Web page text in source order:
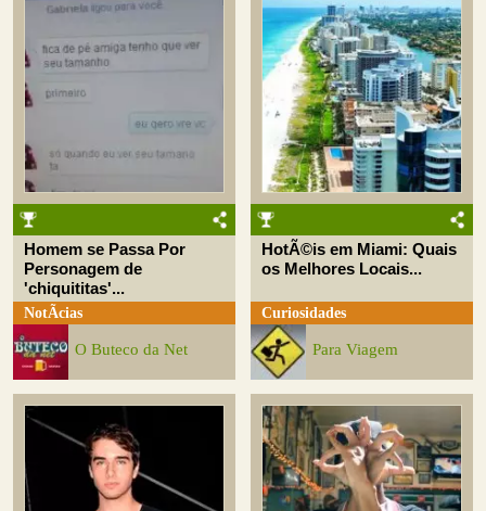
Homem se Passa Por
Personagem de
'chiquititas'...
NotÃ­cias
O Buteco da Net
HotÃ©is em Miami: Quais
os Melhores Locais...
Curiosidades
Para Viagem